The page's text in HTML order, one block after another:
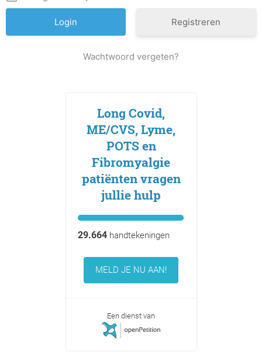
Registreren
Wachtwoord vergeten?
Long Covid,
ME/CVS, Lyme,
POTS en
Fibromyalgie
patiënten vragen
jullie hulp
29.664handtekeningen
MELD JE NU AAN!
Een dienst van